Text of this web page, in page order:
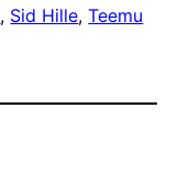
, Sid Hille, Teemu